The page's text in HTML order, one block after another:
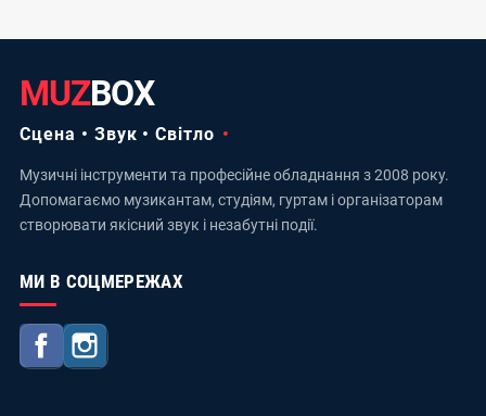
MUZBOX
Сцена • Звук • Світло
Музичні інструменти та професійне обладнання з 2008 року.
Допомагаємо музикантам, студіям, гуртам і організаторам
створювати якісний звук і незабутні події.
МИ В СОЦМЕРЕЖАХ
Facebook